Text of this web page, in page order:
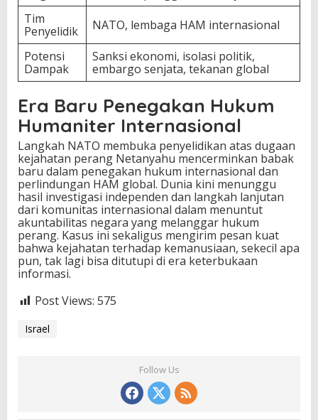
Tim
Penyelidik
NATO, lembaga HAM internasional
Potensi
Dampak
Sanksi ekonomi, isolasi politik,
embargo senjata, tekanan global
Era Baru Penegakan Hukum
Humaniter Internasional
Langkah NATO membuka penyelidikan atas dugaan
kejahatan perang Netanyahu mencerminkan babak
baru dalam penegakan hukum internasional dan
perlindungan HAM global. Dunia kini menunggu
hasil investigasi independen dan langkah lanjutan
dari komunitas internasional dalam menuntut
akuntabilitas negara yang melanggar hukum
perang. Kasus ini sekaligus mengirim pesan kuat
bahwa kejahatan terhadap kemanusiaan, sekecil apa
pun, tak lagi bisa ditutupi di era keterbukaan
informasi.
Post Views: 575
Israel
Follow Us